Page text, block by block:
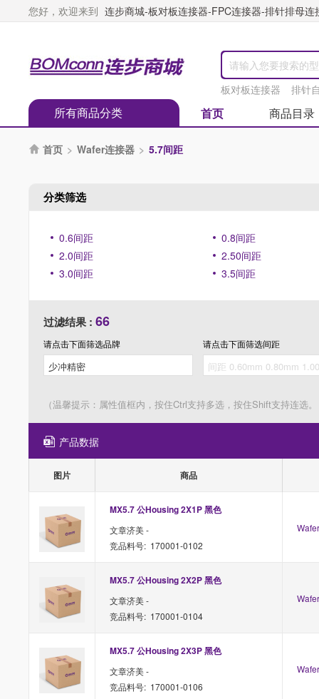
您好，欢迎来到 连步商城-板对板连接器-FPC连接器-排针排母
板对板连接器 排针
所有商品分类 首页 商品目录
 首页 > Wafer连接器 > 5.7间距
分类筛选
0.6间距
0.8间距
2.0间距
2.50间距
3.0间距
3.5间距
过滤结果 : 66
请点击下面筛选品牌 请点击下面筛选间距
（温馨提示：属性值框内，按住Ctrl支持多选，按住Shift支持连选
产品数据
图片 商品
MX5.7 公Housing 2X1P 黑色
文章济美 -
竞品料号: 170001-0102
MX5.7 公Housing 2X2P 黑色
文章济美 -
竞品料号: 170001-0104
MX5.7 公Housing 2X3P 黑色
文章济美 -
竞品料号: 170001-0106